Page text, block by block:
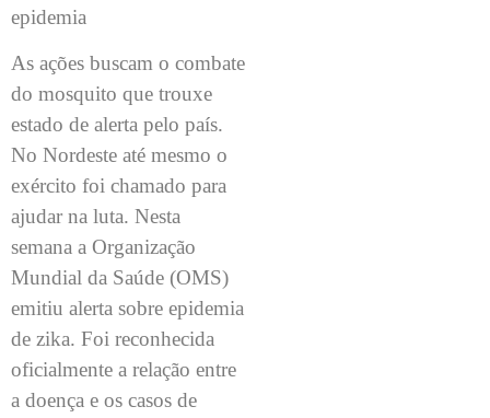
epidemia
As ações buscam o combate
do mosquito que trouxe
estado de alerta pelo país.
No Nordeste até mesmo o
exército foi chamado para
ajudar na luta. Nesta
semana a Organização
Mundial da Saúde (OMS)
emitiu alerta sobre epidemia
de zika. Foi reconhecida
oficialmente a relação entre
a doença e os casos de